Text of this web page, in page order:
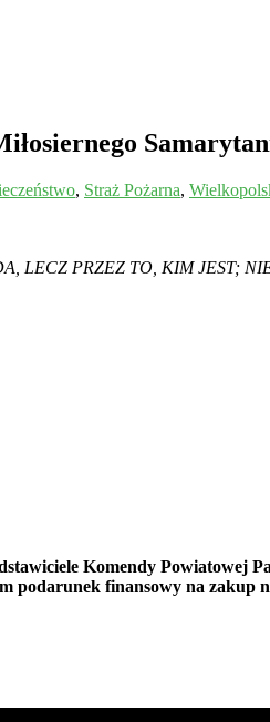
, Straż Pożarna,
LECZ PRZEZ TO, KIM JEST;
Komendy
finansowy na zakup